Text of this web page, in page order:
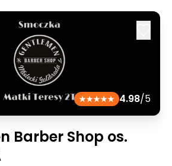
4.98/5
Barber Shop os.